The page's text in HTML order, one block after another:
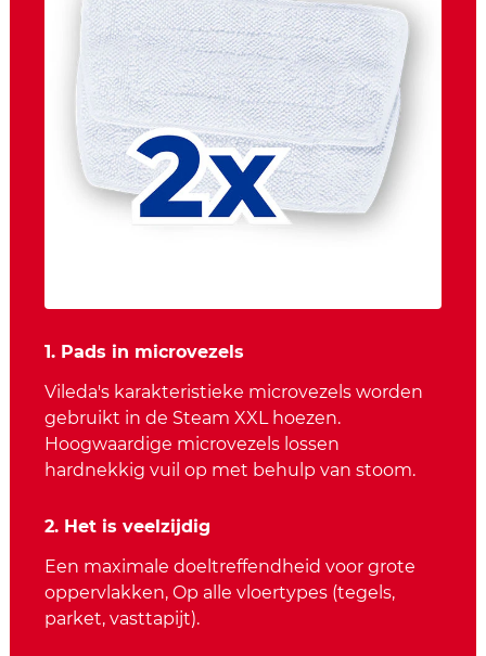
1. Pads in microvezels
Vileda's karakteristieke microvezels worden
gebruikt in de Steam XXL hoezen.
Hoogwaardige microvezels lossen
hardnekkig vuil op met behulp van stoom.
2. Het is veelzijdig
Een maximale doeltreffendheid voor grote
oppervlakken, Op alle vloertypes (tegels,
parket, vasttapijt).